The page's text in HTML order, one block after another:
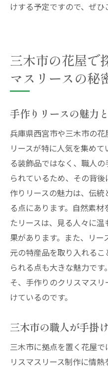
けする予定ですので、ぜひ
三木市の花屋で
マスリースの秘
手作りリースの魅力
兵庫県西宮市や三木市の
リースが特に人気を集め
る装飾品ではなく、職人
られているため、その背
作りリースの魅力は、伝
る点にあります。自然素
たリースは、見る人々に
果があります。また、リ
元の特産品を取り入れる
られる点も大きな魅力で
そ、手作りのクリスマス
けているのです。
三木市の職人が手掛
三木市に拠点を置く花屋
リスマスリース制作に情